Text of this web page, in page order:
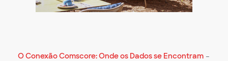
O Conexão Comscore: Onde os Dados se Encontram –